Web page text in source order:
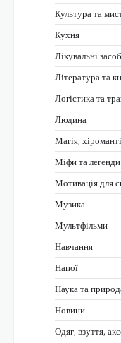
Культура та
Кухня
Лікувальні
Література та
Логістика та
Людина
Магія,
Міфи та легенди
Мотивація для
Музика
Мультфільми
Навчання
Напої
Наука та
Новини
Одяг, взуття,